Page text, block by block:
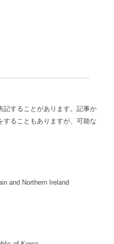
記することがあります。記事か
することもありますが、可能な
and Northern Ireland